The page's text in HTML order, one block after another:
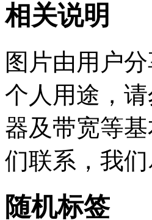
相关说明
图片由用户
个人用途，
器及带宽等
们联系，我们
随机标签